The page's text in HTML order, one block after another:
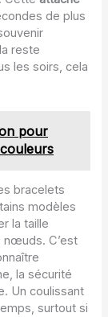
de plus
reste
les soirs, cela
pour
bracelets
modèles
la taille
nœuds. C’est
la sécurité
Un coulissant
surtout si